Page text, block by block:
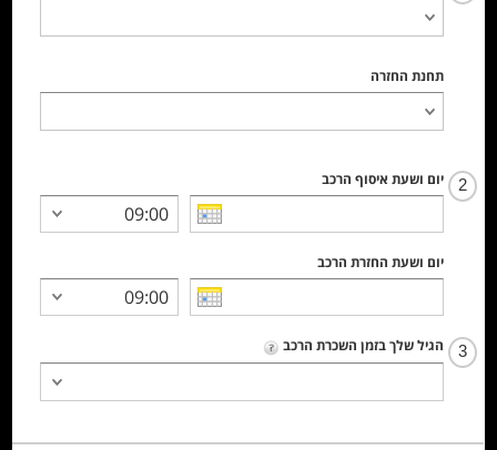
תחנת החזרה
2 יום ושעת איסוף הרכב
יום ושעת החזרת הרכב
3 הגיל שלך בזמן השכרת הרכב